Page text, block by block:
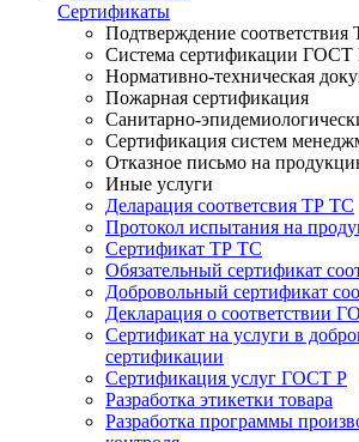
Сертификаты
Подтверждение
Система сертификации ГОСТ
Нормативно-техническая
Пожарная сертификация
Санитарно-
Сертификация систем
Отказное письмо на
Иные услуги
Деларация соответсвия ТР ТС
Протокол испытания на
Сертификат ТР ТС
Обязательный сертификат
Добровольный сертификат
Декларация о соответствии
Сертификат на услуги в
сертификации
Сертификация услуг ГОСТ Р
Разработка этикетки товара
Разработка программы